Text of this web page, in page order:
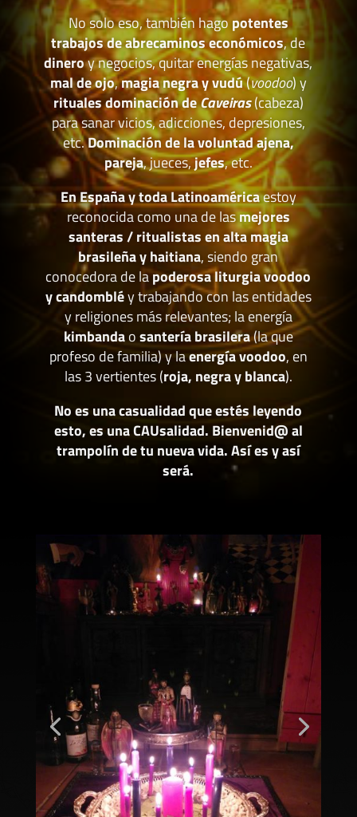
No solo eso, también hagopotentes
trabajos de abrecaminos económicos, de
dineroy negocios, quitar energías negativas,
mal de ojo,magia negra y vudú(voodoo) y
rituales dominación deCaveiras(cabeza)
para sanar vicios, adicciones, depresiones,
etc.Dominación de la voluntad ajena,
pareja, jueces,jefes, etc.
En España y toda Latinoaméricaestoy
reconocida como una de lasmejores
santeras / ritualistas en alta magia
brasileña y haitiana, siendo gran
conocedora de lapoderosa liturgia voodoo
y candombléy trabajando con las entidades
y religiones más relevantes; la energía
kimbandaosantería brasilera(la que
profeso de familia) y laenergía voodoo, en
las 3 vertientes (roja, negra y blanca).
No es una casualidad que estés leyendo
esto, es una CAUsalidad. Bienvenid@ al
trampolín de tu nueva vida. Así es y así
será.